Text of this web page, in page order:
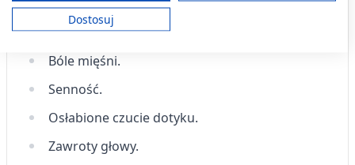
Nadciśnienie tętnicze.
Niedociśnienie.
Bóle mięśni.
Senność.
Osłabione czucie dotyku.
Zawroty głowy.
Twoja zgoda i polityka cookie dotyczą wyłącznie tej witryny/aplikacji.
Wyświetl listę partnerów (11 dostawców IAB)
Cele przetwarzania IAB:
Przechowywanie informacji na urządzeniu
wyboru reklam
Dostosuj